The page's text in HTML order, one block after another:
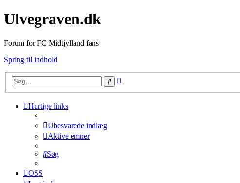
Ulvegraven.dk
Forum for FC Midtjylland fans
Spring til indhold
Søg
Hurtige links
Ubesvarede indlæg
Aktive emner
Søg
OSS